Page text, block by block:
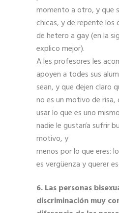
momento a otro, y que
chicas, y de repente los
de hetero a gay (en la
explico mejor).
A les profesores les
apoyen a todes sus
sean, y que dejen claro
no es un motivo de risa,
usar lo que es uno
nadie le gustaría sufrir
motivo, y
menos por lo que eres:
es vergüenza y querer
6. Las personas
discriminación muy